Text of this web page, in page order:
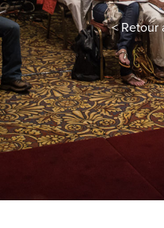
< Retour